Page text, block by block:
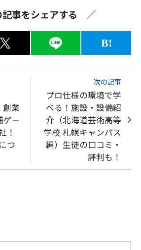
記事をシェアする
B!
創業
ゲー
！
つ
次の記事
プロ仕様の環境で学
べる！施設・設備紹
介（北海道芸術高等
学校 札幌キャンパス
編）生徒の口コミ・
評判も！